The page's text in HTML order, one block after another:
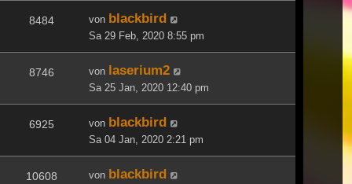
8484 von blackbird
Sa 29 Feb, 2020 8:55 pm
8746 von laserium2
Sa 25 Jan, 2020 12:40 pm
6925 von blackbird
Sa 04 Jan, 2020 2:21 pm
10608 von blackbird